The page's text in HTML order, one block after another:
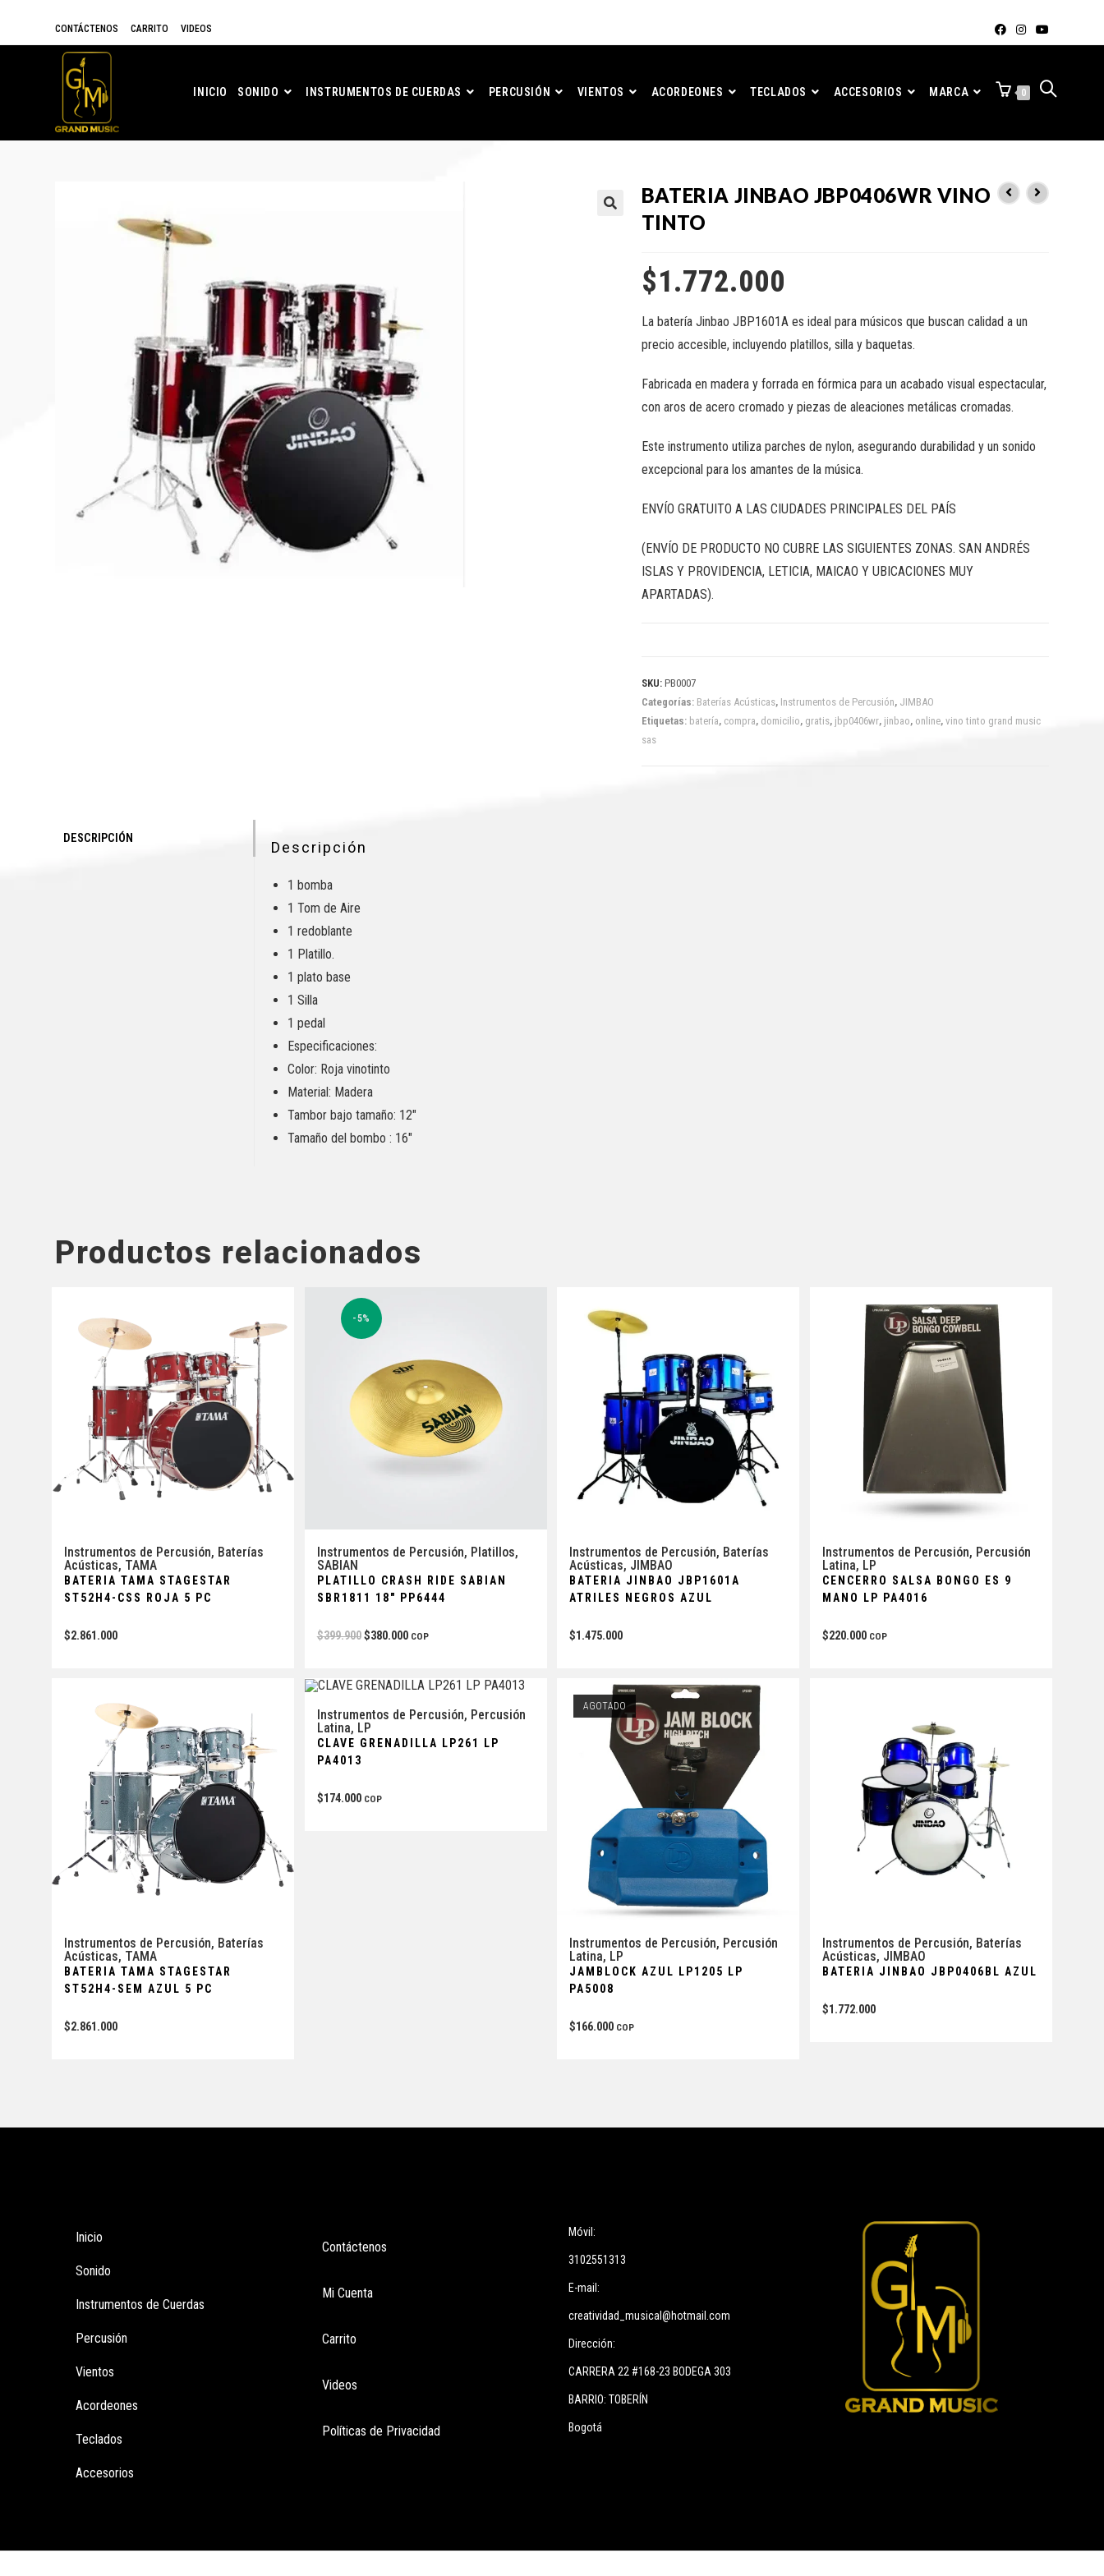
CONTÁCTENOS CARRITO VIDEOS
INICIO SONIDO INSTRUMENTOS DE CUERDAS PERCUSIÓN VIENTOS ACORDEONES TECLADOS ACCESORIOS MARCA 0
BATERIA JINBAO JBP0406WR VINO
TINTO
$1.772.000
La batería Jinbao JBP1601A es ideal para músicos que buscan calidad a un
precio accesible, incluyendo platillos, silla y baquetas.
Fabricada en madera y forrada en fórmica para un acabado visual espectacular,
con aros de acero cromado y piezas de aleaciones metálicas cromadas.
Este instrumento utiliza parches de nylon, asegurando durabilidad y un sonido
excepcional para los amantes de la música.
ENVÍO GRATUITO A LAS CIUDADES PRINCIPALES DEL PAÍS
(ENVÍO DE PRODUCTO NO CUBRE LAS SIGUIENTES ZONAS. SAN ANDRÉS
ISLAS Y PROVIDENCIA, LETICIA, MAICAO Y UBICACIONES MUY
APARTADAS).
SKU: PB0007
Categorías: Baterías Acústicas, Instrumentos de Percusión, JIMBAO
Etiquetas: batería, compra, domicilio, gratis, jbp0406wr, jinbao, online, vino tinto grand music
sas
DESCRIPCIÓN
Descripción
1 bomba
1 Tom de Aire
1 redoblante
1 Platillo.
1 plato base
1 Silla
1 pedal
Especificaciones:
Color: Roja vinotinto
Material: Madera
Tambor bajo tamaño: 12″
Tamaño del bombo : 16″
Productos relacionados
Instrumentos de Percusión, Baterías
Acústicas, TAMA
BATERIA TAMA STAGESTAR
ST52H4-CSS ROJA 5 PC
$2.861.000
-5%
Instrumentos de Percusión, Platillos,
SABIAN
PLATILLO CRASH RIDE SABIAN
SBR1811 18″ PP6444
$399.900$380.000 COP
Instrumentos de Percusión, Baterías
Acústicas, JIMBAO
BATERIA JINBAO JBP1601A
ATRILES NEGROS AZUL
$1.475.000
Instrumentos de Percusión, Percusión
Latina, LP
CENCERRO SALSA BONGO ES 9
MANO LP PA4016
$220.000 COP
Instrumentos de Percusión, Baterías
Acústicas, TAMA
BATERIA TAMA STAGESTAR
ST52H4-SEM AZUL 5 PC
$2.861.000
Instrumentos de Percusión, Percusión
Latina, LP
CLAVE GRENADILLA LP261 LP
PA4013
$174.000 COP
AGOTADO
Instrumentos de Percusión, Percusión
Latina, LP
JAMBLOCK AZUL LP1205 LP
PA5008
$166.000 COP
Instrumentos de Percusión, Baterías
Acústicas, JIMBAO
BATERIA JINBAO JBP0406BL AZUL
$1.772.000
Inicio
Sonido
Instrumentos de Cuerdas
Percusión
Vientos
Acordeones
Teclados
Accesorios
Contáctenos
Mi Cuenta
Carrito
Videos
Políticas de Privacidad
Móvil:
3102551313
E-mail:
creatividad_musical@hotmail.com
Dirección:
CARRERA 22 #168-23 BODEGA 303
BARRIO: TOBERÍN
Bogotá